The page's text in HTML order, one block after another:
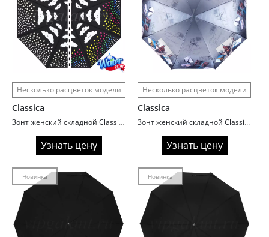
Несколько расцветок модели
Classica
Зонт женский складной Classica A071 Проявлялка
Узнать цену
Несколько расцветок модели
Classica
Зонт женский складной Classica A017 Memories
Узнать цену
Новинка Новинка